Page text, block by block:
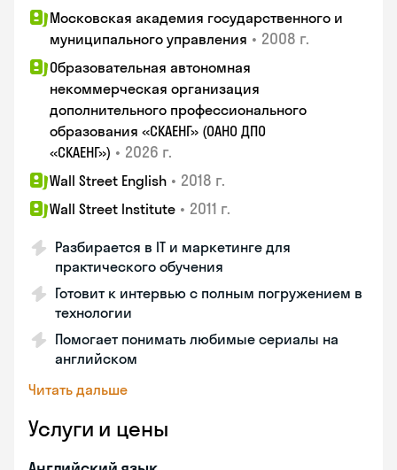
Московская академия государственного и
муниципального управления • 2008 г.
Образовательная автономная
некоммерческая организация
дополнительного профессионального
образования «СКАЕНГ» (ОАНО ДПО
«СКАЕНГ») • 2026 г.
Wall Street English • 2018 г.
Wall Street Institute • 2011 г.
Разбирается в IT и маркетинге для
практического обучения
Готовит к интервью с полным погружением в
технологии
Помогает понимать любимые сериалы на
английском
Читать дальше
Услуги и цены